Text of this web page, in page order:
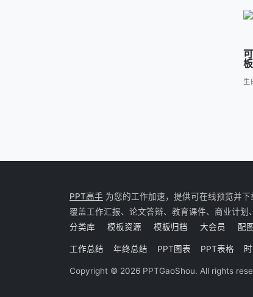
板
生
PPT高手 为您的工作加速，提供可在线预览并
覆盖工作汇报、论文答辩、教育课件、商业计划
分类库
模板资源 模板归档 大会员 配
工作总结 年终总结 PPT图表 PPT表格
Copyright © 2026 PPTGaoShou. All rights